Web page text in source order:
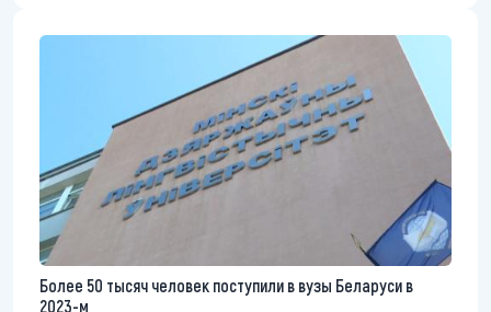
Более 50 тысяч человек поступили в вузы Беларуси в
2023-м